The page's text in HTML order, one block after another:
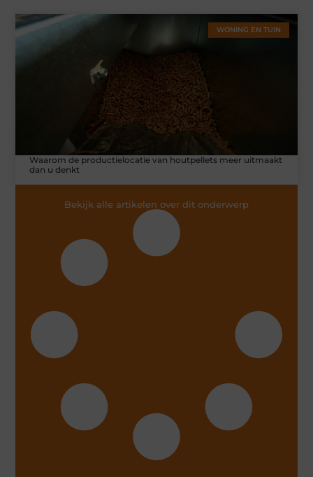
WONING EN TUIN
Waarom de productielocatie van houtpellets meer uitmaakt
dan u denkt
Bekijk alle artikelen over dit onderwerp